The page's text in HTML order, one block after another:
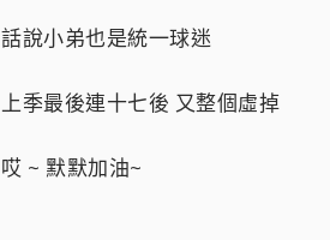
話說小弟也是統一球迷
上季最後連十七後 又整個虛掉
哎 ~ 默默加油~